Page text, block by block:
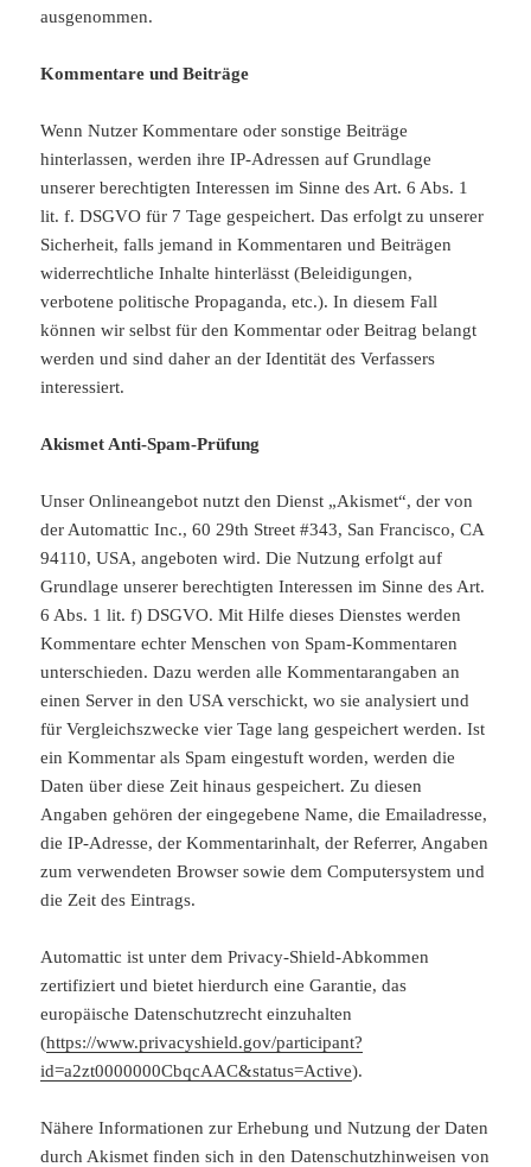
ausgenommen.
Kommentare und Beiträge
Wenn Nutzer Kommentare oder sonstige Beiträge
hinterlassen, werden ihre IP-Adressen auf Grundlage
unserer berechtigten Interessen im Sinne des Art. 6 Abs. 1
lit. f. DSGVO für 7 Tage gespeichert. Das erfolgt zu unserer
Sicherheit, falls jemand in Kommentaren und Beiträgen
widerrechtliche Inhalte hinterlässt (Beleidigungen,
verbotene politische Propaganda, etc.). In diesem Fall
können wir selbst für den Kommentar oder Beitrag belangt
werden und sind daher an der Identität des Verfassers
interessiert.
Akismet Anti-Spam-Prüfung
Unser Onlineangebot nutzt den Dienst „Akismet“, der von
der Automattic Inc., 60 29th Street #343, San Francisco, CA
94110, USA, angeboten wird. Die Nutzung erfolgt auf
Grundlage unserer berechtigten Interessen im Sinne des Art.
6 Abs. 1 lit. f) DSGVO. Mit Hilfe dieses Dienstes werden
Kommentare echter Menschen von Spam-Kommentaren
unterschieden. Dazu werden alle Kommentarangaben an
einen Server in den USA verschickt, wo sie analysiert und
für Vergleichszwecke vier Tage lang gespeichert werden. Ist
ein Kommentar als Spam eingestuft worden, werden die
Daten über diese Zeit hinaus gespeichert. Zu diesen
Angaben gehören der eingegebene Name, die Emailadresse,
die IP-Adresse, der Kommentarinhalt, der Referrer, Angaben
zum verwendeten Browser sowie dem Computersystem und
die Zeit des Eintrags.
Automattic ist unter dem Privacy-Shield-Abkommen
zertifiziert und bietet hierdurch eine Garantie, das
europäische Datenschutzrecht einzuhalten
(https://www.privacyshield.gov/participant?
id=a2zt0000000CbqcAAC&status=Active).
Nähere Informationen zur Erhebung und Nutzung der Daten
durch Akismet finden sich in den Datenschutzhinweisen von